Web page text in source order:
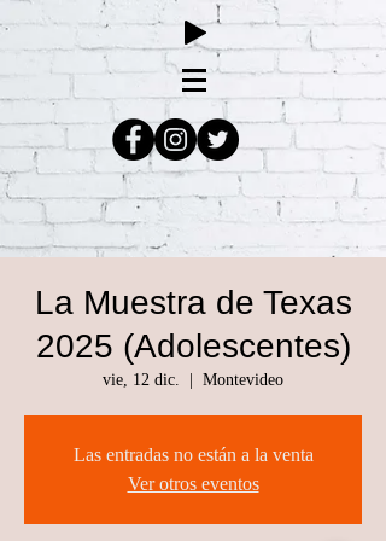
La Muestra de Texas
2025 (Adolescentes)
vie, 12 dic. Montevideo
Las entradas no están a la venta
Ver otros eventos